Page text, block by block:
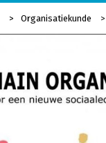
Organisatiekunde